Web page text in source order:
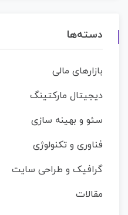
دسته‌ها
بازارهای مالی
دیجیتال مارکتینگ
سئو و بهینه سازی
فناوری و تکنولوژی
گرافیک و طراحی سایت
مقالات